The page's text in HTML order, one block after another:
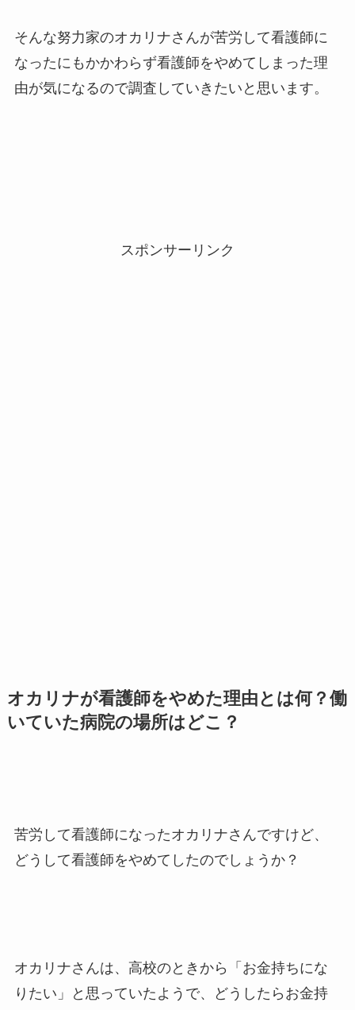
そんな努力家のオカリナさんが苦労して看護師に
なったにもかかわらず看護師をやめてしまった理
由が気になるので調査していきたいと思います。
スポンサーリンク
オカリナが看護師をやめた理由とは何？働
いていた病院の場所はどこ？
苦労して看護師になったオカリナさんですけど、
どうして看護師をやめてしたのでしょうか？
オカリナさんは、高校のときから「お金持ちにな
りたい」と思っていたようで、どうしたらお金持